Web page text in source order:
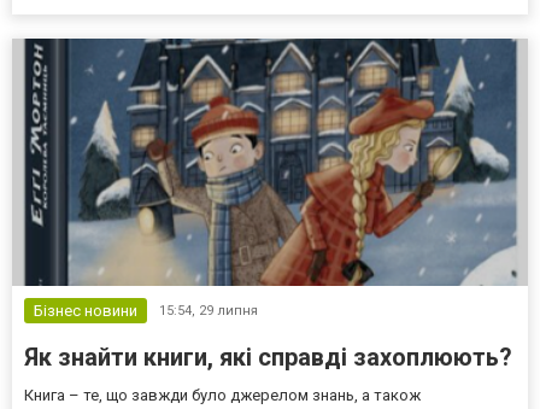
Бізнес новини 15:54, 29 липня
Як знайти книги, які справді захоплюють?
Книга – те, що завжди було джерелом знань, а також